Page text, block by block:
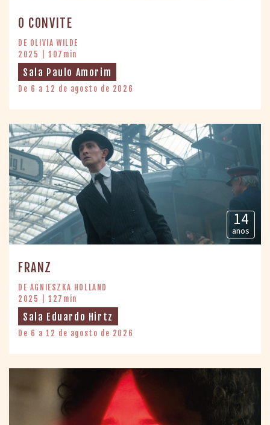
O CONVITE
DE OLIVIA WILDE
2025 | 107min
Sala Paulo Amorim
De 6 a 12 de agosto de 2026
14
anos
FRANZ
DE AGNIESZKA HOLLAND
2025 | 127min
Sala Eduardo Hirtz
De 6 a 12 de agosto de 2026